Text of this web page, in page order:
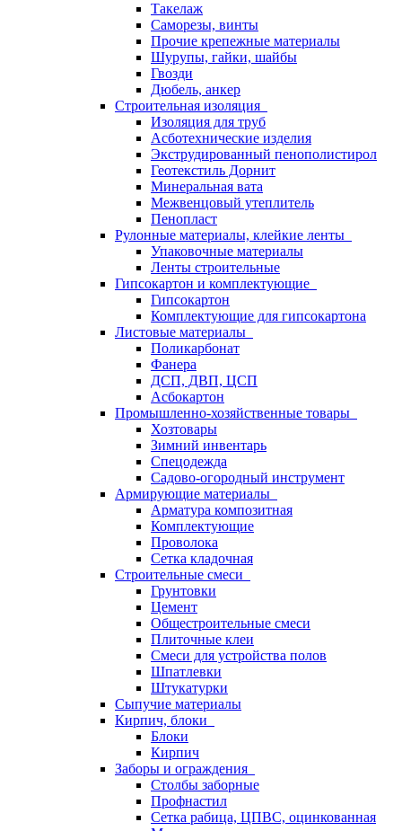
Такелаж
Саморезы, винты
Прочие крепежные материалы
Шурупы, гайки, шайбы
Гвозди
Дюбель, анкер
Строительная изоляция
Изоляция для труб
Асботехнические изделия
Экструдированный пенополистирол
Геотекстиль Дорнит
Минеральная вата
Межвенцовый утеплитель
Пенопласт
Рулонные материалы, клейкие ленты
Упаковочные материалы
Ленты строительные
Гипсокартон и комплектующие
Гипсокартон
Комплектующие для гипсокартона
Листовые материалы
Поликарбонат
Фанера
ДСП, ДВП, ЦСП
Асбокартон
Промышленно-хозяйственные товары
Хозтовары
Зимний инвентарь
Спецодежда
Садово-огородный инструмент
Армирующие материалы
Арматура композитная
Комплектующие
Проволока
Сетка кладочная
Строительные смеси
Грунтовки
Цемент
Общестроительные смеси
Плиточные клеи
Смеси для устройства полов
Шпатлевки
Штукатурки
Сыпучие материалы
Кирпич, блоки
Блоки
Кирпич
Заборы и ограждения
Столбы заборные
Профнастил
Сетка рабица, ЦПВС, оцинкованная